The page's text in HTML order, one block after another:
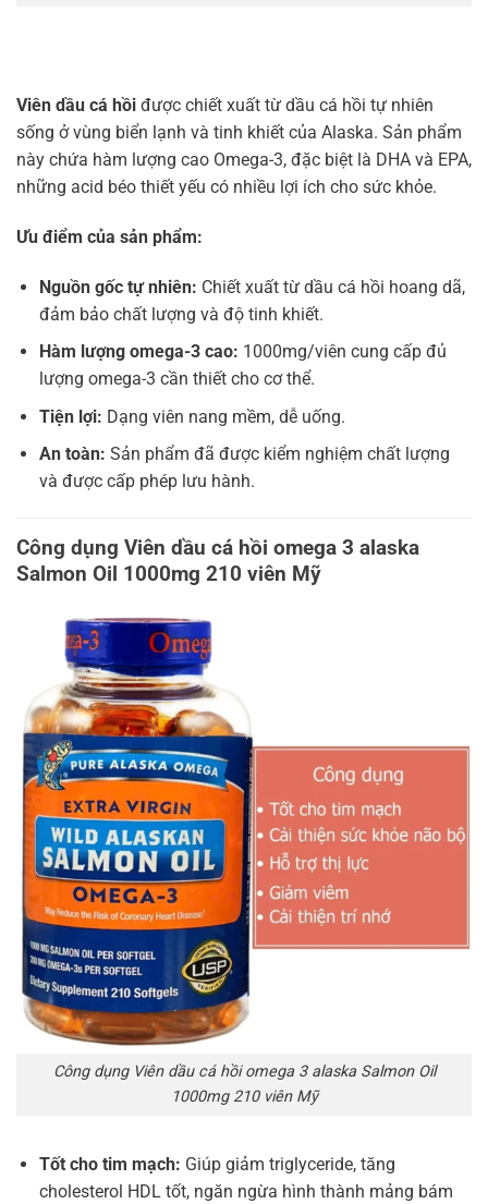
Viên dầu cá hồi được chiết xuất từ dầu cá hồi tự nhiên
sống ở vùng biển lạnh và tinh khiết của Alaska. Sản phẩm
này chứa hàm lượng cao Omega-3, đặc biệt là DHA và EPA,
những acid béo thiết yếu có nhiều lợi ích cho sức khỏe.
Ưu điểm của sản phẩm:
Nguồn gốc tự nhiên: Chiết xuất từ dầu cá hồi hoang dã,
đảm bảo chất lượng và độ tinh khiết.
Hàm lượng omega-3 cao: 1000mg/viên cung cấp đủ
lượng omega-3 cần thiết cho cơ thể.
Tiện lợi: Dạng viên nang mềm, dễ uống.
An toàn: Sản phẩm đã được kiểm nghiệm chất lượng
và được cấp phép lưu hành.
Công dụng Viên dầu cá hồi omega 3 alaska
Salmon Oil 1000mg 210 viên Mỹ
Công dụng Viên dầu cá hồi omega 3 alaska Salmon Oil
1000mg 210 viên Mỹ
Tốt cho tim mạch: Giúp giảm triglyceride, tăng
cholesterol HDL tốt, ngăn ngừa hình thành mảng bám